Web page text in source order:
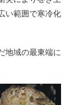
い範囲で寒冷化
地域の最東端に